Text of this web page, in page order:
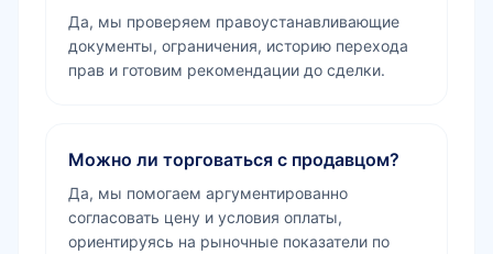
Да, мы проверяем правоустанавливающие
документы, ограничения, историю перехода
прав и готовим рекомендации до сделки.
Можно ли торговаться с продавцом?
Да, мы помогаем аргументированно
согласовать цену и условия оплаты,
ориентируясь на рыночные показатели по